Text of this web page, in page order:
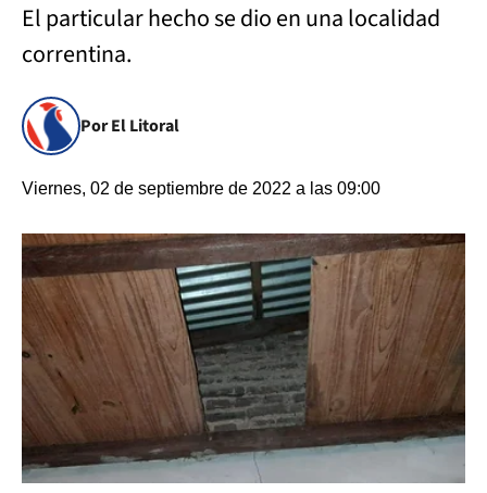
El particular hecho se dio en una localidad
correntina.
Por El Litoral
Viernes, 02 de septiembre de 2022 a las 09:00